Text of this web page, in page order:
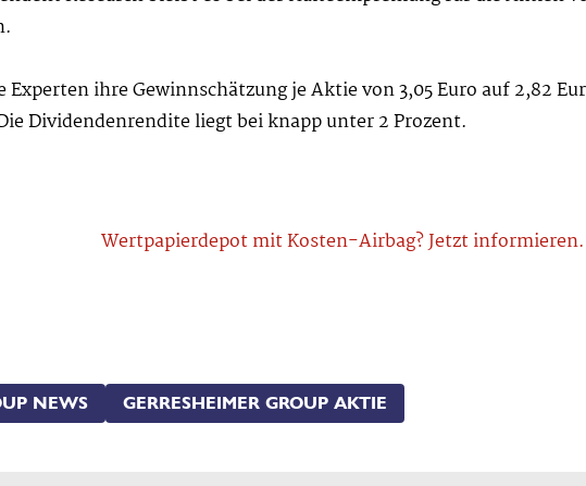
Experten ihre Gewinnschätzung je Aktie von 3,05 Euro auf 2,82
Dividendenrendite liegt bei knapp unter 2 Prozent.
Wertpapierdepot mit Kosten-Airbag? Jetzt informieren.
NEWS GERRESHEIMER GROUP AKTIE